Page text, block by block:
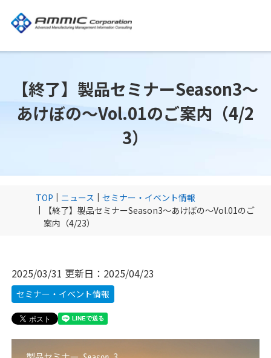
【終了】製品セミナーSeason3～
あけぼの～Vol.01のご案内（4/2
3）
TOP ニュース
セミナー・イベント情報
【終了】製品セミナーSeason3～あけぼの～Vol.01のご
案内（4/23）
2025/03/31 更新日： 2025/04/23
セミナー・イベント情報